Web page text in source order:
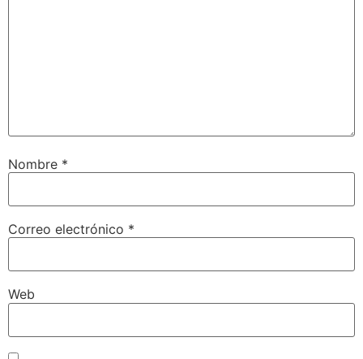
Nombre *
Correo electrónico *
Web